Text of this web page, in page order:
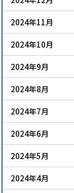
2024年11月
2024年10月
2024年9月
2024年8月
2024年7月
2024年6月
2024年5月
2024年4月